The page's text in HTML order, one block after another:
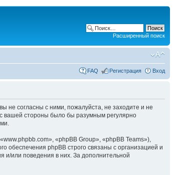
Расширенный поиск
FAQ Регистрация Вход
согласны с ними, пожалуйста, не заходите и не
вашей стороны было бы разумным регулярно
«phpBB Group», «phpBB Teams»),
обеспечения phpBB строго связаны с организацией и
и/или поведения в них. За дополнительной